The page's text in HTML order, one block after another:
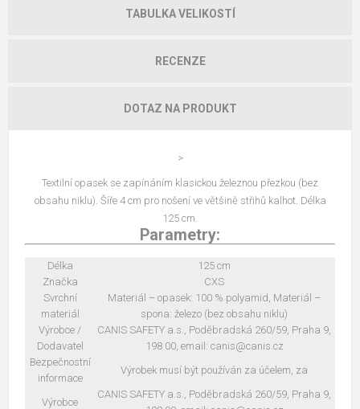
TABULKA VELIKOSTÍ
RECENZE
DOTAZ NA PRODUKT
>
Textilní opasek se zapínáním klasickou železnou přezkou (bez
obsahu niklu). Šíře 4 cm pro nošení ve většině střihů kalhot. Délka
125 cm.
Parametry:
Délka
125 cm
Značka
CXS
Svrchní
materiál
Materiál – opasek: 100 % polyamid, Materiál –
spona: železo (bez obsahu niklu)
Výrobce /
Dodavatel
CANIS SAFETY a.s., Poděbradská 260/59, Praha 9,
198 00, email: canis@canis.cz
Bezpečnostní
informace
Výrobek musí být používán za účelem, za
Výrobce
CANIS SAFETY a.s., Poděbradská 260/59, Praha 9,